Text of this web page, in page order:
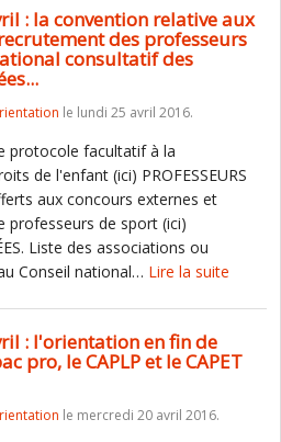
: la convention relative aux
des professeurs
consultatif des
le lundi 25 avril 2016.
protocole facultatif à la
de l'enfant (ici) PROFESSEURS
aux concours externes et
professeurs de sport (ici)
Liste des associations ou
Conseil national… Lire la suite
: l'orientation en fin de
pro, le CAPLP et le CAPET
le mercredi 20 avril 2016.